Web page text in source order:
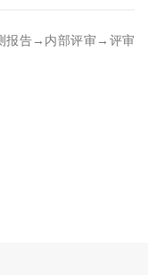
报告→内部评审→评审